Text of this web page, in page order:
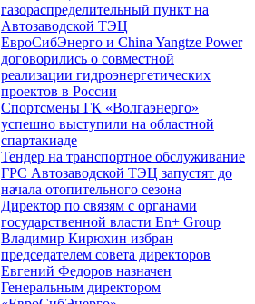
газораспределительный пункт на
Автозаводской ТЭЦ
ЕвроСибЭнерго и China Yangtze Power
договорились о совместной
реализации гидроэнергетических
проектов в России
Спортсмены ГК «Волгаэнерго»
успешно выступили на областной
спартакиаде
Тендер на транспортное обслуживание
ГРС Автозаводской ТЭЦ запустят до
начала отопительного сезона
Директор по связям с органами
государственной власти En+ Group
Владимир Кирюхин избран
председателем совета директоров
Евгений Федоров назначен
Генеральным директором